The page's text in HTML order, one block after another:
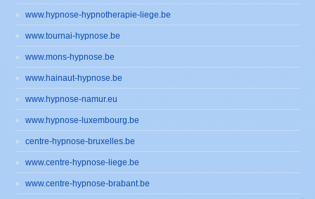
www.hypnose-hypnotherapie-liege.be
www.tournai-hypnose.be
www.mons-hypnose.be
www.hainaut-hypnose.be
www.hypnose-namur.eu
www.hypnose-luxembourg.be
centre-hypnose-bruxelles.be
www.centre-hypnose-liege.be
www.centre-hypnose-brabant.be